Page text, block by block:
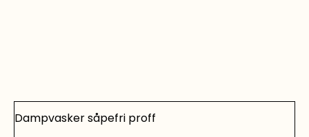
Dampvasker såpefri proff